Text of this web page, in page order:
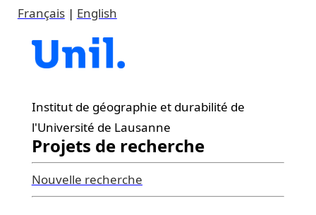
Français| English
Institut de géographie et durabilité de
l'Université de Lausanne
Projets de recherche
Nouvelle recherche